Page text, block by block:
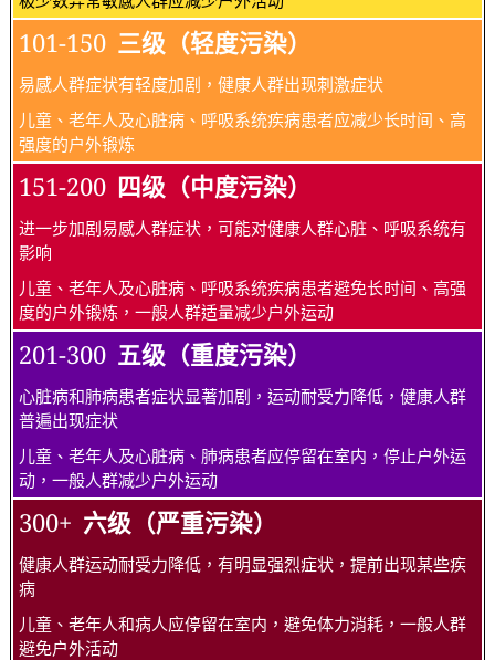
101-150 三级（轻度污染）
易感人群症状有轻度加剧，健康人群出现刺激症状
儿童、老年人及心脏病、呼吸系统疾病患者应减少长时间、高
强度的户外锻炼
151-200 四级（中度污染）
进一步加剧易感人群症状，可能对健康人群心脏、呼吸系统有
影响
儿童、老年人及心脏病、呼吸系统疾病患者避免长时间、高强
度的户外锻炼，一般人群适量减少户外运动
201-300 五级（重度污染）
心脏病和肺病患者症状显著加剧，运动耐受力降低，健康人群
普遍出现症状
儿童、老年人及心脏病、肺病患者应停留在室内，停止户外运
动，一般人群减少户外运动
300+ 六级（严重污染）
健康人群运动耐受力降低，有明显强烈症状，提前出现某些疾
病
儿童、老年人和病人应停留在室内，避免体力消耗，一般人群
避免户外活动